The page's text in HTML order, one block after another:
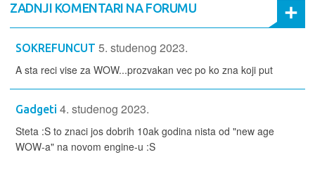
ZADNJI KOMENTARI NA FORUMU
SOKREFUNCUT 5. studenog 2023.
A sta reci vise za WOW...prozvakan vec po ko zna koji put
Gadgeti 4. studenog 2023.
Steta :S to znaci jos dobrih 10ak godina nista od "new age
WOW-a" na novom engine-u :S